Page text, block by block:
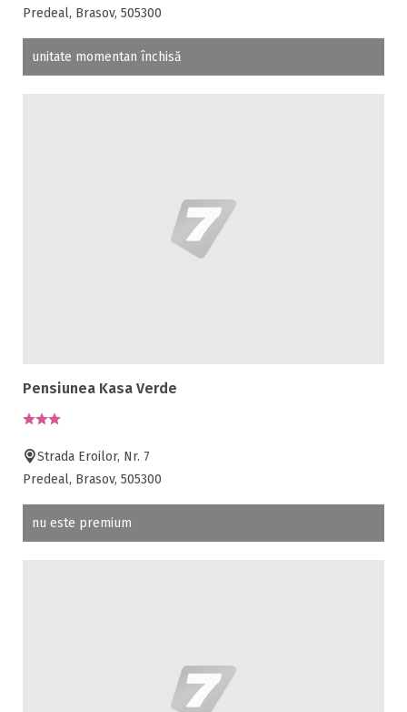
Predeal, Brasov, 505300
unitate momentan închisă
Pensiunea Kasa Verde
Strada Eroilor, Nr. 7
Predeal, Brasov, 505300
nu este premium